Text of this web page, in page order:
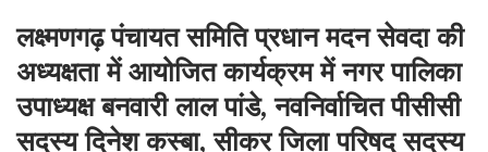
लक्ष्मणगढ़ पंचायत समिति प्रधान मदन सेवदा की
अध्यक्षता में आयोजित कार्यक्रम में नगर पालिका
उपाध्यक्ष बनवारी लाल पांडे, नवनिर्वाचित पीसीसी
सदस्य दिनेश कस्बा, सीकर जिला परिषद सदस्य